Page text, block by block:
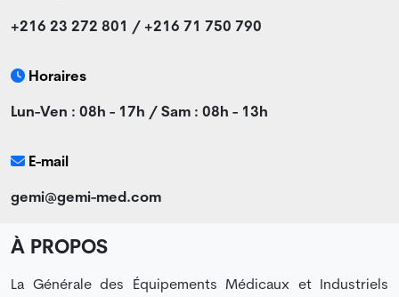
+216 23 272 801 / +216 71 750 790
Horaires
Lun-Ven : 08h - 17h / Sam : 08h - 13h
E-mail
gemi@gemi-med.com
À PROPOS
La Générale des Équipements Médicaux et Industriels